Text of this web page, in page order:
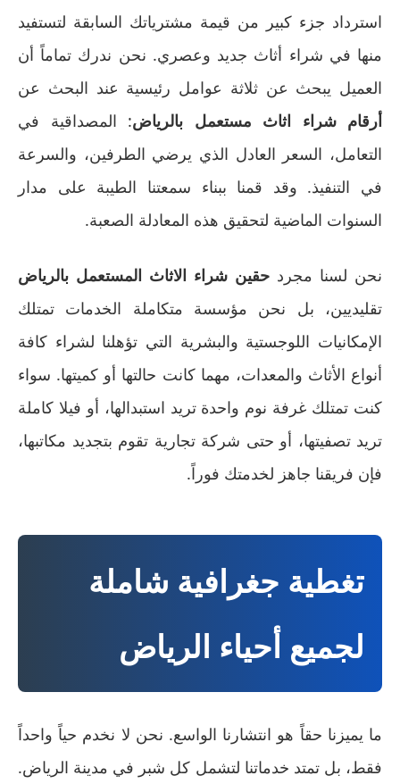
استرداد جزء كبير من قيمة مشترياتك السابقة لتستفيد
منها في شراء أثاث جديد وعصري. نحن ندرك تماماً أن
العميل يبحث عن ثلاثة عوامل رئيسية عند البحث عن
أرقام شراء اثاث مستعمل بالرياض: المصداقية في
التعامل، السعر العادل الذي يرضي الطرفين، والسرعة
في التنفيذ. وقد قمنا ببناء سمعتنا الطيبة على مدار
السنوات الماضية لتحقيق هذه المعادلة الصعبة.
نحن لسنا مجرد حقين شراء الاثاث المستعمل بالرياض
تقليديين، بل نحن مؤسسة متكاملة الخدمات تمتلك
الإمكانيات اللوجستية والبشرية التي تؤهلنا لشراء كافة
أنواع الأثاث والمعدات، مهما كانت حالتها أو كميتها. سواء
كنت تمتلك غرفة نوم واحدة تريد استبدالها، أو فيلا كاملة
تريد تصفيتها، أو حتى شركة تجارية تقوم بتجديد مكاتبها،
فإن فريقنا جاهز لخدمتك فوراً.
تغطية جغرافية شاملة
لجميع أحياء الرياض
ما يميزنا حقاً هو انتشارنا الواسع. نحن لا نخدم حياً واحداً
فقط، بل تمتد خدماتنا لتشمل كل شبر في مدينة الرياض.